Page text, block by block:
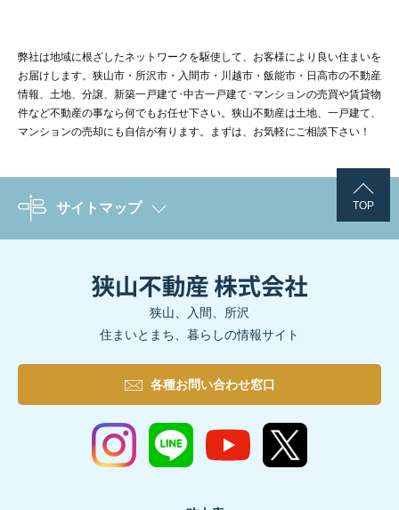
弊社は地域に根ざしたネットワークを駆使して、お客様により良い住まいを
お届けします。狭山市・所沢市・入間市・川越市・飯能市・日高市の不動産
情報、土地、分譲、新築一戸建て･中古一戸建て･マンションの売買や賃貸物
件など不動産の事なら何でもお任せ下さい。狭山不動産は土地、一戸建て、
マンションの売却にも自信が有ります。まずは、お気軽にご相談下さい！
TOP
サイトマップ
狭山、入間、所沢
住まいとまち、暮らしの情報サイト
各種お問い合わせ窓口